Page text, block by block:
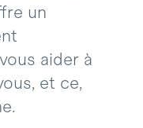
un
aider à
et ce,